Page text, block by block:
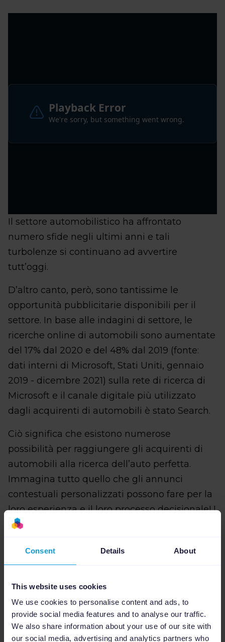
Consent Details About
This website uses cookies
We use cookies to personalise content and ads, to
provide social media features and to analyse our traffic.
We also share information about your use of our site with
our social media, advertising and analytics partners who
Il settore automobilistico ha affrontato
numero sfide negli ultimi anni e tali
turbolenze si continuano ad avvertire
tutt’oggi.
D’altro canto, però, sono tantissime le
opportunità pubblicitarie disponibili per il
settore. In base alle indagini di settore, le
ricerche online di automobili sono aumentate
del 17% dal 2020 e del 48% dal 2019 (fonte:
dati interni di Microsoft, Stati Uniti, gennaio
2019 - dicembre 2021) sulla rete di ricerca di
Microsoft e il canale digitale più utilizzato
dagli acquirenti di automobili è stato Search.
Ciò significa che esistono numerose
possibilità per raggiungere gli acquirenti di
automobili alla ricerca dell’auto perfetta.
Immagina tutto quello che gli annunci
contestuali personalizzati possono fare per la
loro esperienza e il loro processo decisionale! I
vantaggi degli annunci verticali in questo
1. Esperienza più ricca
Negli annunci verticali, i venditori di
automobili possono aumentare il click-